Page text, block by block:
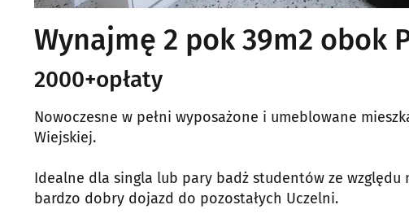
Wynajmę 2 pok 39m2 obok
2000+opłaty
Nowoczesne w pełni wyposażone i umeblowane
Wiejskiej.
Idealne dla singla lub pary badż studentów ze
bardzo dobry dojazd do pozostałych Uczelni.